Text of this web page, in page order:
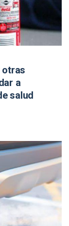
otras
a
salud